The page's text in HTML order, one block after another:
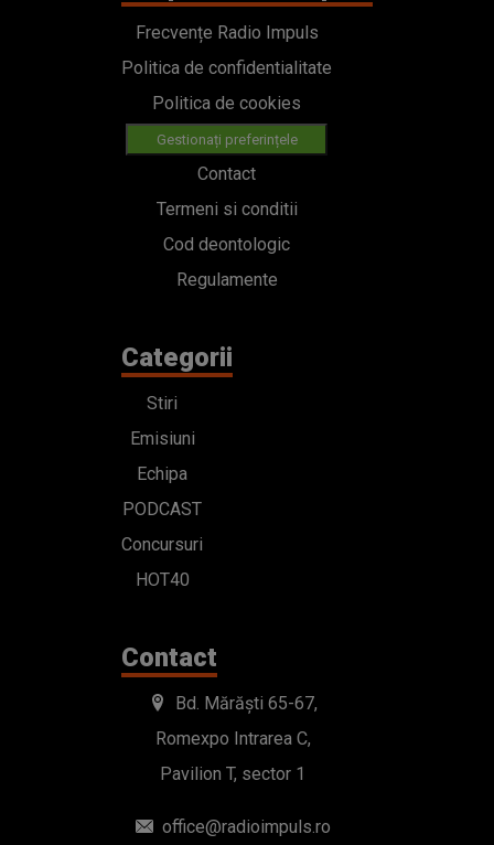
Frecvențe Radio Impuls
Politica de confidentialitate
Politica de cookies
Gestionați preferințele
Contact
Termeni si conditii
Cod deontologic
Regulamente
Categorii
Stiri
Emisiuni
Echipa
PODCAST
Concursuri
HOT40
Contact
Bd. Mărăști 65-67,
Romexpo Intrarea C,
Pavilion T, sector 1
office@radioimpuls.ro